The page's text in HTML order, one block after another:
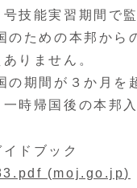
技能実習期間で
ための本邦から
りません。
期間が３か月を
一時帰国後の本邦
ドブック
(moj.go.jp)